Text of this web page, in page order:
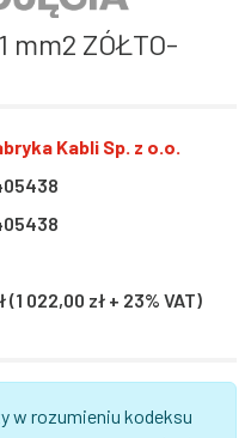
Kabli Sp. z o.o.
(1 022,00 zł + 23% VAT)
w rozumieniu kodeksu